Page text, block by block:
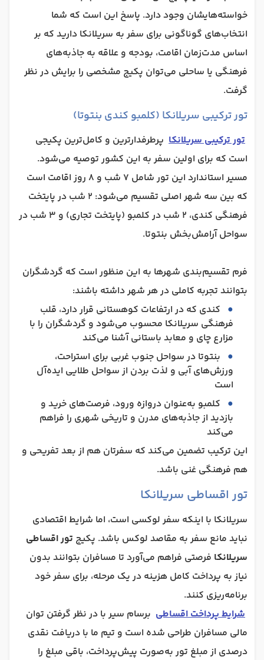
خواسته‌هایشان وجود دارد. پاسخ این است که شما
انتخاب‌های گوناگونی برای سفر به سریلانکا دارید که بر
اساس مدت‌زمان اقامت، بودجه و علاقه به جاذبه‌های
فرهنگی یا ساحلی می‌توان پکیج مشخصی را برایش در نظر
گرفت.
تور ترکیبی سریلانکا (کلمبو کندی بنتوتا)
تور ترکیبی سریلانکا پرطرفدارترین و کامل‌ترین پکیجی
است که برای اولین سفر به این کشور توصیه می‌شود.
مسیر استاندارد این تور شامل ۷ شب و ۸ روز اقامت است
که بین سه شهر اصلی تقسیم می‌شود: ۲ شب در پایتخت
فرهنگی کندی، ۲ شب در کلمبو (پایتخت تجاری) و ۳ شب در
سواحل آرامش‌بخش بنتوتا.
فرم تقسیم‌بندی شهرها به‌ این منظور است که گردشگران
بتوانند تجربه کاملی در هر شهر داشته باشند:
کندی که در ارتفاعات کوهستانی قرار دارد، قلب
فرهنگی سریلانکا محسوب می‌شود و گردشگران را با
مزارع چای و معابد باستانی آشنا می‌کند
بنتوتا در سواحل جنوب غربی برای استراحت،
ورزش‌های آبی و لذت بردن از سواحل طلایی ایده‌آل
است
کلمبو به‌عنوان دروازه ورود، فرصت‌های خرید و
بازدید از جاذبه‌های مدرن و تاریخی شهری را فراهم
می‌کند
این ترکیب تضمین می‌کند که سفرتان هم از بعد تفریحی و
هم فرهنگی غنی باشد.
تور اقساطی سریلانکا
سریلانکا با اینکه سفر لوکسی است، اما شرایط اقتصادی
نباید مانع سفر به مقاصد لوکس باشد. پکیج تور اقساطی
سریلانکا فرصتی فراهم می‌آورد تا مسافران بتوانند بدون
نیاز به پرداخت کامل هزینه در یک مرحله، برای سفر خود
برنامه‌ریزی کنند.
شرایط پرداخت اقساطی برسام سیر با در نظر گرفتن توان
مالی مسافران طراحی شده است و تیم ما با دریافت نقدی
درصدی از مبلغ تور به‌صورت پیش‌پرداخت، باقی مبلغ را